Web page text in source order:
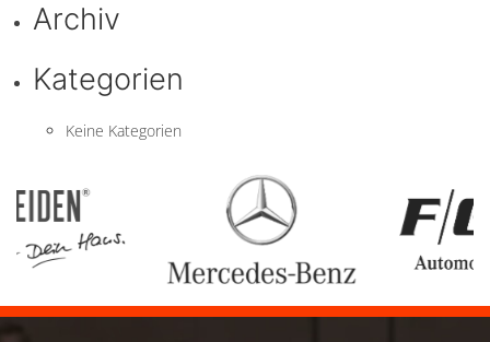
Archiv
Kategorien
Keine Kategorien